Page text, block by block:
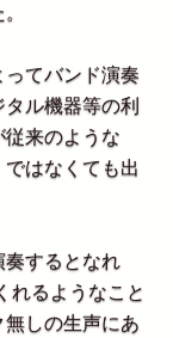
てバンド演奏
ル機器等の利
来のような
ではなくても出
するとなれ
れるようなこと
しの生声にあ